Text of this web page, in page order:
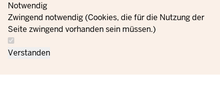
Notwendig
Zwingend notwendig (Cookies, die für die Nutzung der
Seite zwingend vorhanden sein müssen.)
Verstanden